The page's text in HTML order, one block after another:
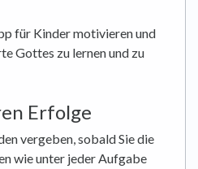
für Kinder motivieren und
Gottes zu lernen und zu
Erfolge
vergeben, sobald Sie die
wie unter jeder Aufgabe